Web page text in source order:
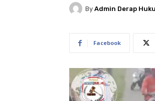
By Admin Derap
Facebook